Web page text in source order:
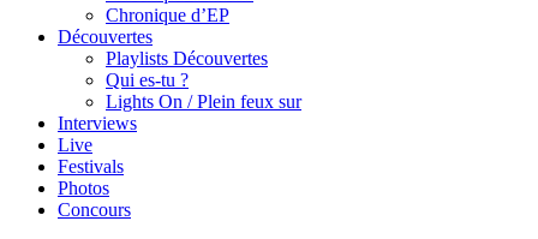
Chronique d’EP
Découvertes
Playlists Découvertes
Qui es-tu ?
Lights On / Plein feux sur
Interviews
Live
Festivals
Photos
Concours